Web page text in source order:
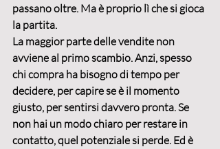
passano oltre. Ma è proprio lì che si gioca
la partita.
La maggior parte delle vendite non
avviene al primo scambio. Anzi, spesso
chi compra ha bisogno di tempo per
decidere, per capire se è il momento
giusto, per sentirsi davvero pronta. Se
non hai un modo chiaro per restare in
contatto, quel potenziale si perde. Ed è